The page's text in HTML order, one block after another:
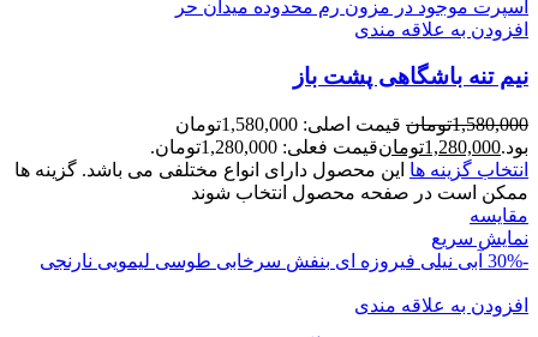
افزودن به علاقه مندی
نيم تنه باشگاهی پشت باز
1,580,000تومان
قیمت اصلی: 1,580,000تومان
بود.1,280,000تومانقیمت فعلی: 1,280,000تومان.
انتخاب گزینه ها این محصول دارای انواع مختلفی می باشد. گزینه ها
ممکن است در صفحه محصول انتخاب شوند
مقايسه
نمایش سریع
-30%
آبی نیلی فیروزه ای بنفش سرخابی طوسی لیمویی نارنجی
افزودن به علاقه مندی